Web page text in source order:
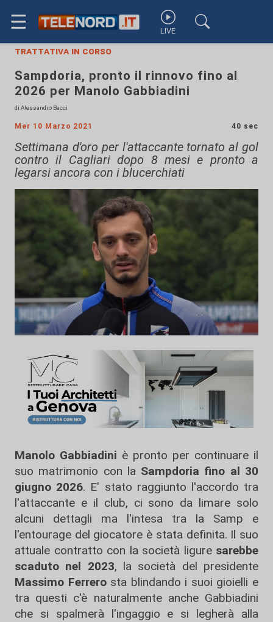
☰ LIVE
trattativa in corso
Sampdoria, pronto il rinnovo fino al
2026 per Manolo Gabbiadini
di Alessandro Bacci
Mer 10 Marzo 2021 40 sec
Settimana d'oro per l'attaccante tornato al gol
contro il Cagliari dopo 8 mesi e pronto a
legarsi ancora con i blucerchiati
Manolo Gabbiadini è pronto per continuare il
suo matrimonio con la Sampdoria fino al 30
giugno 2026. E' stato raggiunto l'accordo tra
l'attaccante e il club, ci sono da limare solo
alcuni dettagli ma l'intesa tra la Samp e
l'entourage del giocatore è stata definita. Il suo
attuale contratto con la società liguresarebbe
scaduto nel 2023, la società del presidente
Massimo Ferrerosta blindando i suoi gioielli e
tra questi c'è naturalmente anche Gabbiadini
che si spalmerà l'ingaggio e si legherà alla